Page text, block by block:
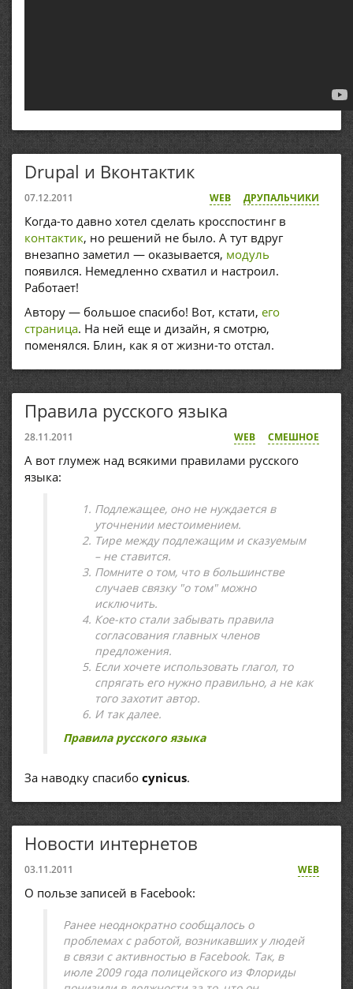
Drupal и Вконтактик
07.12.2011 WEB ДРУПАЛЬЧИКИ
Когда-то давно хотел сделать кросспостинг в
контактик, но решений не было. А тут вдруг
внезапно заметил — оказывается, модуль
появился. Немедленно схватил и настроил.
Работает!
Автору — большое спасибо! Вот, кстати, его
страница. На ней еще и дизайн, я смотрю,
поменялся. Блин, как я от жизни-то отстал.
Правила русского языка
28.11.2011 WEB СМЕШНОЕ
А вот глумеж над всякими правилами русского
языка:
Подлежащее, оно не нуждается в
уточнении местоимением.
Тире между подлежащим и сказуемым
– не ставится.
Помните о том, что в большинстве
случаев связку "о том" можно
исключить.
Кое-кто стали забывать правила
согласования главных членов
предложения.
Если хочете использовать глагол, то
спрягать его нужно правильно, а не как
того захотит автор.
И так далее.
Правила русского языка
За наводку спасибо cynicus.
Новости интернетов
03.11.2011 WEB
О пользе записей в Facebook:
Ранее неоднократно сообщалось о
проблемах с работой, возникавших у людей
в связи с активностью в Facebook. Так, в
июле 2009 года полицейского из Флориды